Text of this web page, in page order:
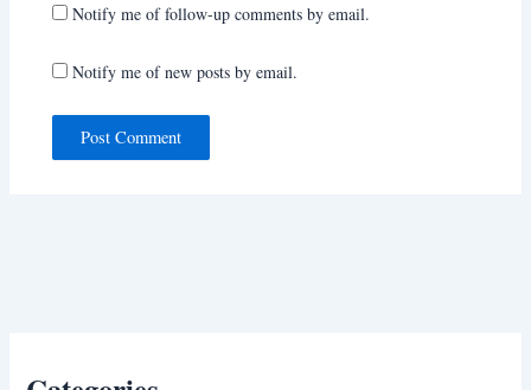
Notify me of follow-up comments by email.
Notify me of new posts by email.